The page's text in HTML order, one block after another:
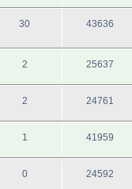
30 43636
2 25637
2 24761
1 41959
0 24592